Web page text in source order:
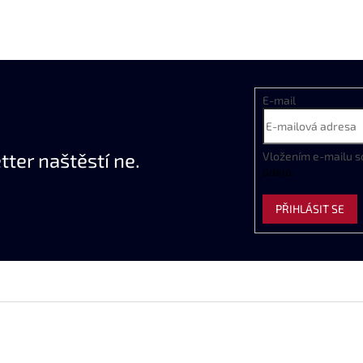
naštěstí ne.
E-mail
Vložením e-mailu
údajů
PŘIHLÁSIT SE